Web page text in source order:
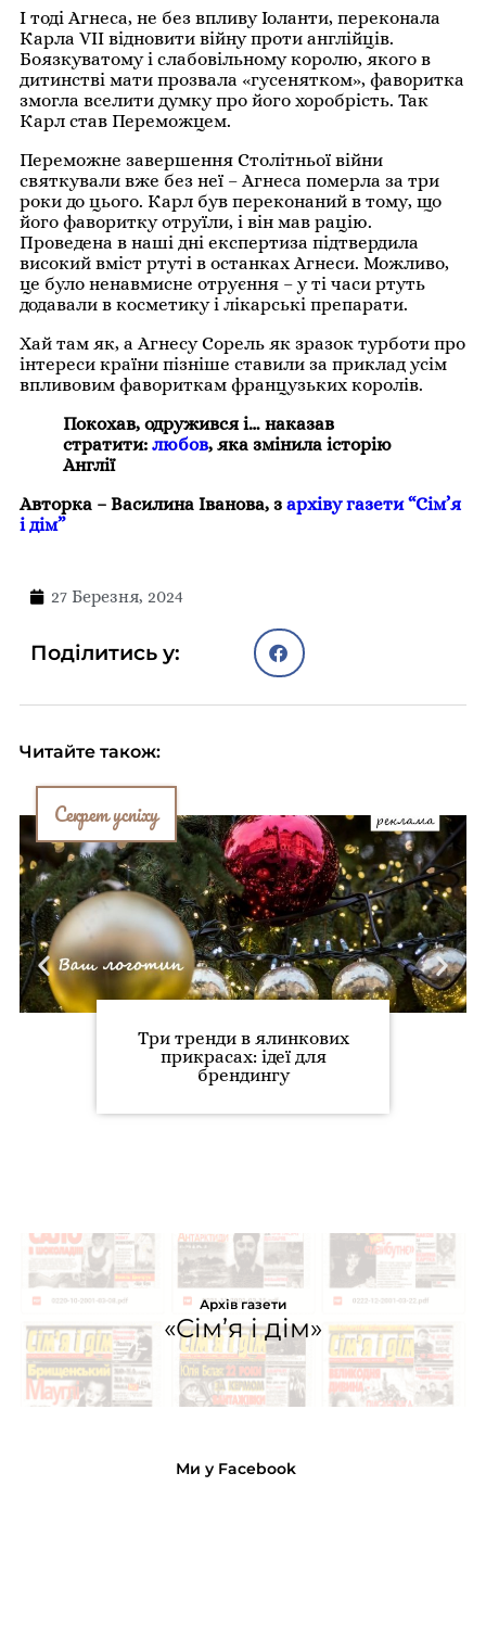
І тоді Агнеса, не без впливу Іоланти, переконала
Карла VII відновити війну проти англійців.
Боязкуватому і слабовільному королю, якого в
дитинстві мати прозвала «гусенятком», фаворитка
змогла вселити думку про його хоробрість. Так
Карл став Переможцем.
Переможне завершення Столітньої війни
святкували вже без неї – Агнеса померла за три
роки до цього. Карл був переконаний в тому, що
його фаворитку отруїли, і він мав рацію.
Проведена в наші дні експертиза підтвердила
високий вміст ртуті в останках Агнеси. Можливо,
це було ненавмисне отруєння – у ті часи ртуть
додавали в косметику і лікарські препарати.
Хай там як, а Агнесу Сорель як зразок турботи про
інтереси країни пізніше ставили за приклад усім
впливовим фавориткам французьких королів.
Покохав, одружився і… наказав
стратити: любов, яка змінила історію
Англії
Авторка – Василина Іванова, з архіву газети “Сім’я
і дім”
27 Березня, 2024
Поділитись у:
Читайте також:
Секрет успіху
Три тренди в ялинкових
прикрасах: ідеї для
брендингу
Архів газети
«Сім’я і дім»
Ми у Facebook